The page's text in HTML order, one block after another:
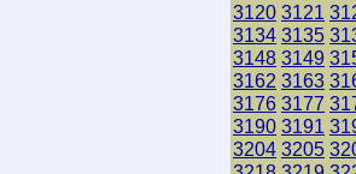
3120 3121
3134 3135
3148 3149
3162 3163
3176 3177
3190 3191
3204 3205